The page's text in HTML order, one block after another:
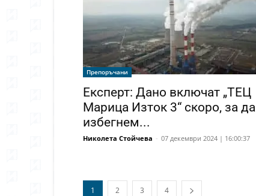
Препоръчани
Експерт: Дано включат „ТЕЦ
Марица Изток 3“ скоро, за да
избегнем...
Николета Стойчева - 07 декември 2024 | 16:00:37
1 2 3 4